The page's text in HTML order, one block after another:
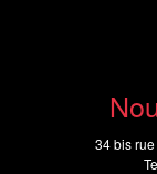
34 bis